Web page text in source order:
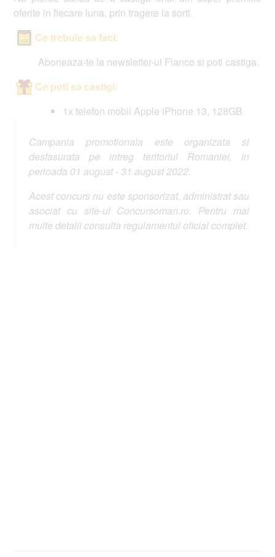
oferite in fiecare luna, prin tragere la sorti.
Ce trebuie sa faci:
Aboneaza-te la newsletter-ul Flanco si poti castiga.
Ce poti sa castigi:
1x telefon mobil Apple iPhone 13, 128GB
Campania promotionala este organizata si
desfasurata pe intreg teritoriul Romaniei, in
perioada 01 august - 31 august 2022.
Acest concurs nu este sponsorizat, administrat sau
asociat cu site-ul Concursoman.ro. Pentru mai
multe detalii consulta regulamentul oficial complet.